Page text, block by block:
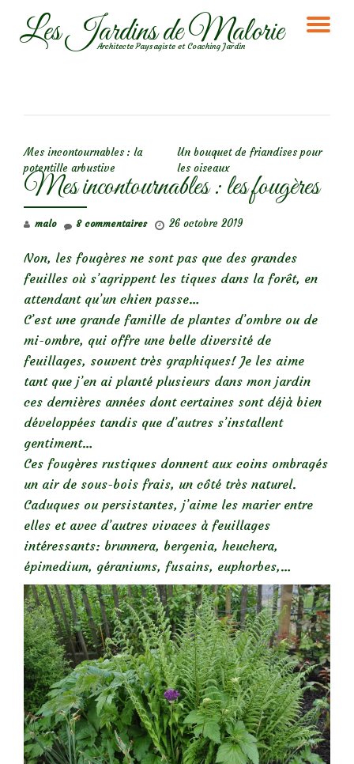
AllerLes Jardins de Malorie
Architecte Paysagiste et Coaching Jardin
Mes incontournables : la
potentille arbustive
Un bouquet de friandises pour
les oiseaux
Mes incontournables : les fougères
malo 26 octobre 2019
8 commentaires
Non, les fougères ne sont pas que des grandes
feuilles où s’agrippent les tiques dans la forêt, en
attendant qu’un chien passe…
C’est une grande famille de plantes d’ombre ou de
mi-ombre, qui offre une belle diversité de
feuillages, souvent très graphiques! Je les aime
tant que j’en ai planté plusieurs dans mon jardin
ces dernières années dont certaines sont déjà bien
développées tandis que d’autres s’installent
gentiment…
Ces fougères rustiques donnent aux coins ombragés
un air de sous-bois frais, un côté très naturel.
Caduques ou persistantes, j’aime les marier entre
elles et avec d’autres vivaces à feuillages
intéressants: brunnera, bergenia, heuchera,
épimedium, géraniums, fusains, euphorbes,…